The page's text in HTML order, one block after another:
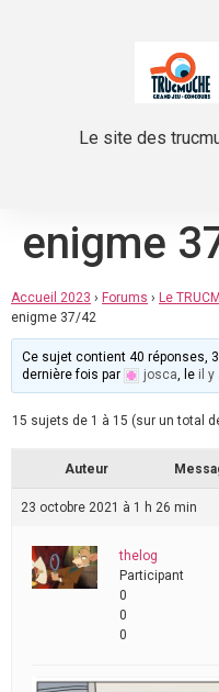
Le site des
enigme
Accueil 2023 › Forums › Le
enigme 37/42
Ce sujet contient 40 réponses,
dernière fois par
josca, le il y
15 sujets de 1 à 15 (sur un total
Auteur
23 octobre 2021 à 1 h 26 min
thelog
Participant
0
0
0